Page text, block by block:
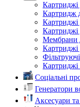
Картриджі
Картридж
Картриджі
Картриджі
Мембрани
Картриджі
Картриджі
Соціальні
Генератори
Аксесуари та